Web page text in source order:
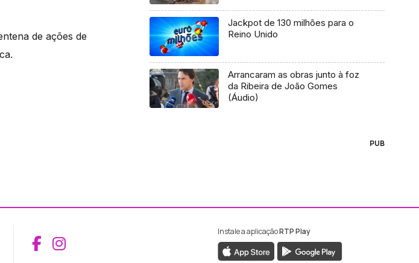
de ações de
Jackpot de 130 milhões para o
Reino Unido
Arrancaram as obras junto à foz
da Ribeira de João Gomes
(Áudio)
PUB
Aceder ao Facebook da RTP Madeira
Aceder ao Instagram da RTP Madeira
Instale a aplicaçãoRTP Play